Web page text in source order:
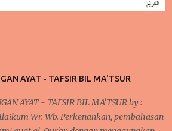
AYAT - TAFSIR BIL MA'TSUR
AYAT - TAFSIR BIL MA'TSUR by :
Wr. Wb. Perkenankan, pembahasan